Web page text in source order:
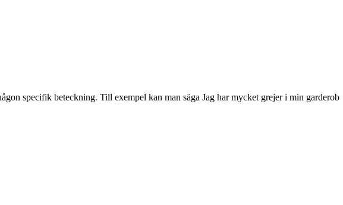
specifik beteckning. Till exempel kan man säga Jag har mycket grejer i min garderob